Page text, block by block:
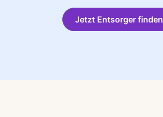
Jetzt Entsorger finden